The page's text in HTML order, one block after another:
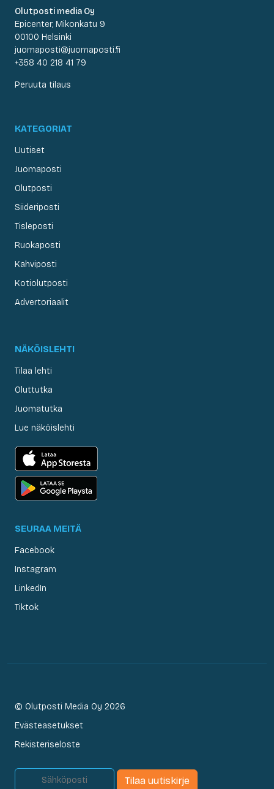
Olutposti media Oy
Epicenter, Mikonkatu 9
00100 Helsinki
juomaposti@juomaposti.fi
+358 40 218 41 79
Peruuta tilaus
KATEGORIAT
Uutiset
Juomaposti
Olutposti
Siideriposti
Tisleposti
Ruokaposti
Kahviposti
Kotiolutposti
Advertoriaalit
NÄKÖISLEHTI
Tilaa lehti
Oluttutka
Juomatutka
Lue näköislehti
SEURAA MEITÄ
Facebook
Instagram
LinkedIn
Tiktok
© Olutposti Media Oy 2026
Evästeasetukset
Rekisteriseloste
Tilaa uutiskirje